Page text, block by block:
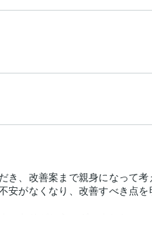
き、改善案まで親身になって考
安がなくなり、改善すべき点
ありがとうございました。